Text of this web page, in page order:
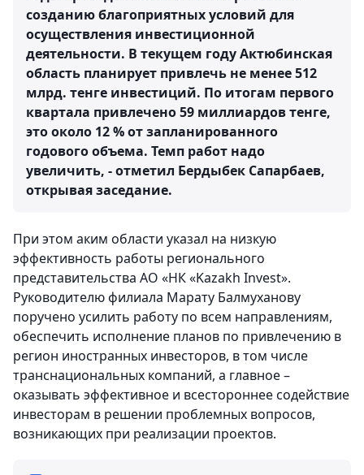
созданию благоприятных условий для
осуществления инвестиционной
деятельности. В текущем году Актюбинская
область планирует привлечь не менее 512
млрд. тенге инвестиций. По итогам первого
квартала привлечено 59 миллиардов тенге,
это около 12 % от запланированного
годового объема. Темп работ надо
увеличить, - отметил Бердыбек Сапарбаев,
открывая заседание.
При этом аким области указал на низкую
эффективность работы регионального
представительства АО «НК «Kazakh Invest».
Руководителю филиала Марату Балмуханову
поручено усилить работу по всем направлениям,
обеспечить исполнение планов по привлечению в
регион иностранных инвесторов, в том числе
транснациональных компаний, а главное –
оказывать эффективное и всестороннее содействие
инвесторам в решении проблемных вопросов,
возникающих при реализации проектов.